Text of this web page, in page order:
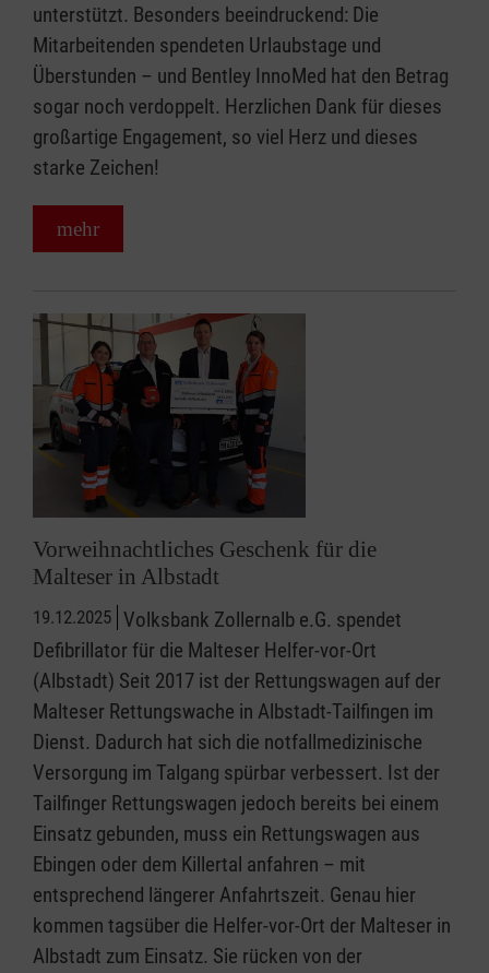
unterstützt. Besonders beeindruckend: Die
Mitarbeitenden spendeten Urlaubstage und
Überstunden – und Bentley InnoMed hat den Betrag
sogar noch verdoppelt. Herzlichen Dank für dieses
großartige Engagement, so viel Herz und dieses
starke Zeichen!
mehr
Vorweihnachtliches Geschenk für die
Malteser in Albstadt
19.12.2025 Volksbank Zollernalb e.G. spendet
Defibrillator für die Malteser Helfer-vor-Ort
(Albstadt) Seit 2017 ist der Rettungswagen auf der
Malteser Rettungswache in Albstadt-Tailfingen im
Dienst. Dadurch hat sich die notfallmedizinische
Versorgung im Talgang spürbar verbessert. Ist der
Tailfinger Rettungswagen jedoch bereits bei einem
Einsatz gebunden, muss ein Rettungswagen aus
Ebingen oder dem Killertal anfahren – mit
entsprechend längerer Anfahrtszeit. Genau hier
kommen tagsüber die Helfer-vor-Ort der Malteser in
Albstadt zum Einsatz. Sie rücken von der